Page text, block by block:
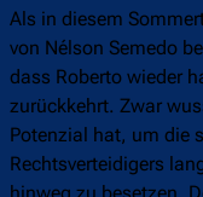
Als in diesem
von Nélson Semedo
dass Roberto wieder
zurückkehrt. Zwar
Potenzial hat, um die
Rechtsverteidigers